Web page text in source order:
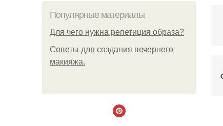
Популярные материалы
Для чего нужна репетиция образа?
Советы для создания вечернего
макияжа.